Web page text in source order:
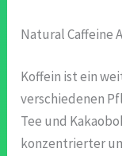
Natural Caffeine
Koffein ist ein
verschiedenen
Tee und
konzentrierter